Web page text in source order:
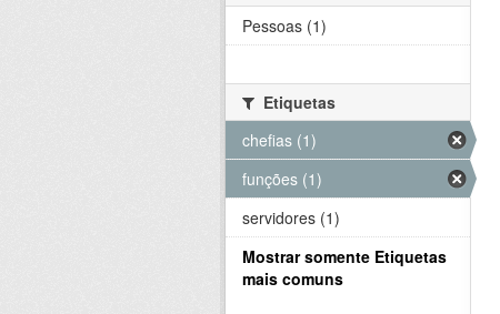
Pessoas (1)
Etiquetas
chefias (1)
funções (1)
servidores (1)
Mostrar somente Etiquetas
mais comuns